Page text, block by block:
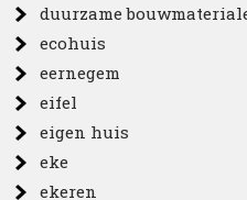
duurzame
ecohuis
eernegem
eifel
eigen huis
eke
ekeren